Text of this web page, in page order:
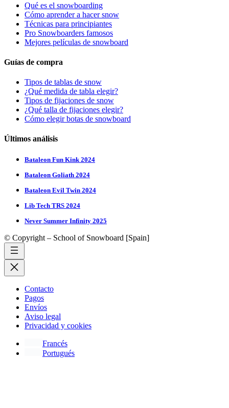
Qué es el snowboarding
Cómo aprender a hacer snow
Técnicas para principiantes
Pro Snowboarders famosos
Mejores películas de snowboard
Guías de compra
Tipos de tablas de snow
¿Qué medida de tabla elegir?
Tipos de fijaciones de snow
¿Qué talla de fijaciones elegir?
Cómo elegir botas de snowboard
Últimos análisis
Bataleon Fun Kink 2024
Bataleon Goliath 2024
Bataleon Evil Twin 2024
Lib Tech TRS 2024
Never Summer Infinity 2025
© Copyright – School of Snowboard [Spain]
Contacto
Pagos
Envíos
Aviso legal
Privacidad y cookies
Francés
Portugués